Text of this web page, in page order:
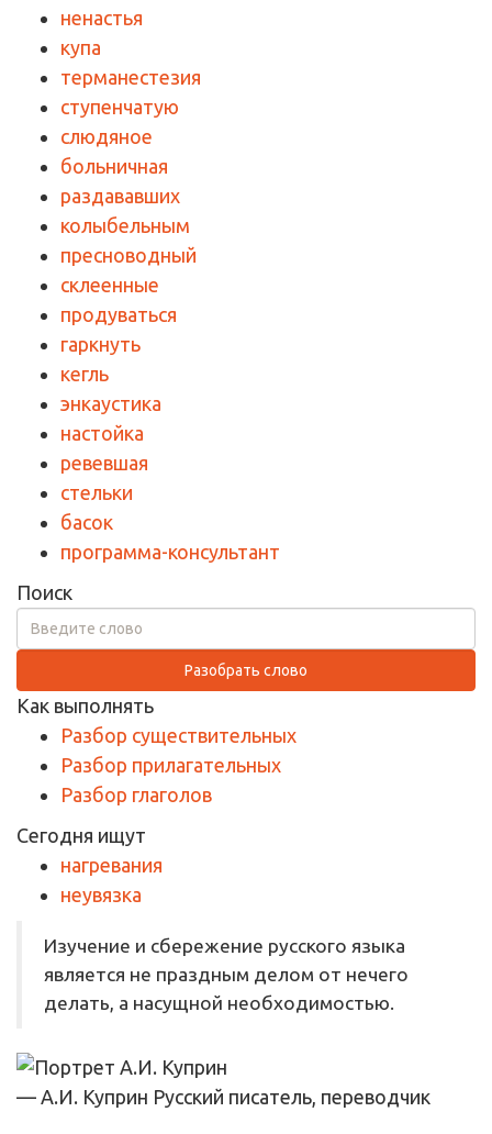
ненастья
купа
терманестезия
ступенчатую
слюдяное
больничная
раздававших
колыбельным
пресноводный
склеенные
продуваться
гаркнуть
кегль
энкаустика
настойка
ревевшая
стельки
басок
программа-консультант
Поиск
Разобрать слово
Как выполнять
Разбор существительных
Разбор прилагательных
Разбор глаголов
Сегодня ищут
нагревания
неувязка
Изучение и сбережение русского языка
является не праздным делом от нечего
делать, а насущной необходимостью.
— А.И. Куприн Русский писатель, переводчик